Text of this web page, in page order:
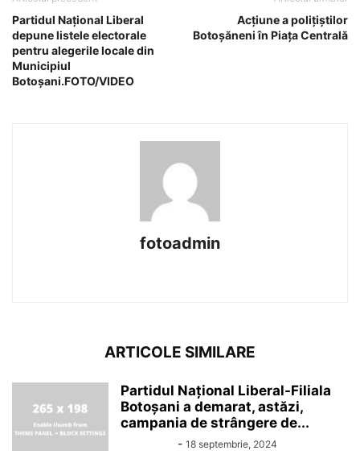
Partidul Național Liberal
depune listele electorale
pentru alegerile locale din
Municipiul
Botoșani.FOTO/VIDEO
Acțiune a polițiștilor
Botoșăneni în Piața Centrală
fotoadmin
ARTICOLE SIMILARE
Partidul Național Liberal-Filiala
Botoșani a demarat, astăzi,
campania de strângere de...
- 18 septembrie, 2024